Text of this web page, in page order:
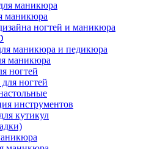
маникюра
ногтей и маникюра
маникюра и педикюра
маникюра
ногтей
ногтей
инструментов
кутикул